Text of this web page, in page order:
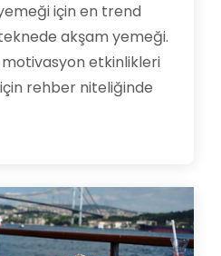
için en trend
akşam yemeği.
etkinlikleri
rehber niteliğinde